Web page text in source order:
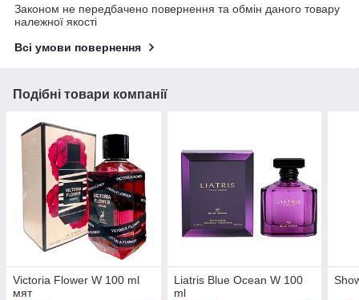
Законом не передбачено повернення та обмін даного товару
належної якості
Всі умови повернення
Подібні товари компанії
Victoria Flower W 100 ml
мят
Liatris Blue Ocean W 100
ml